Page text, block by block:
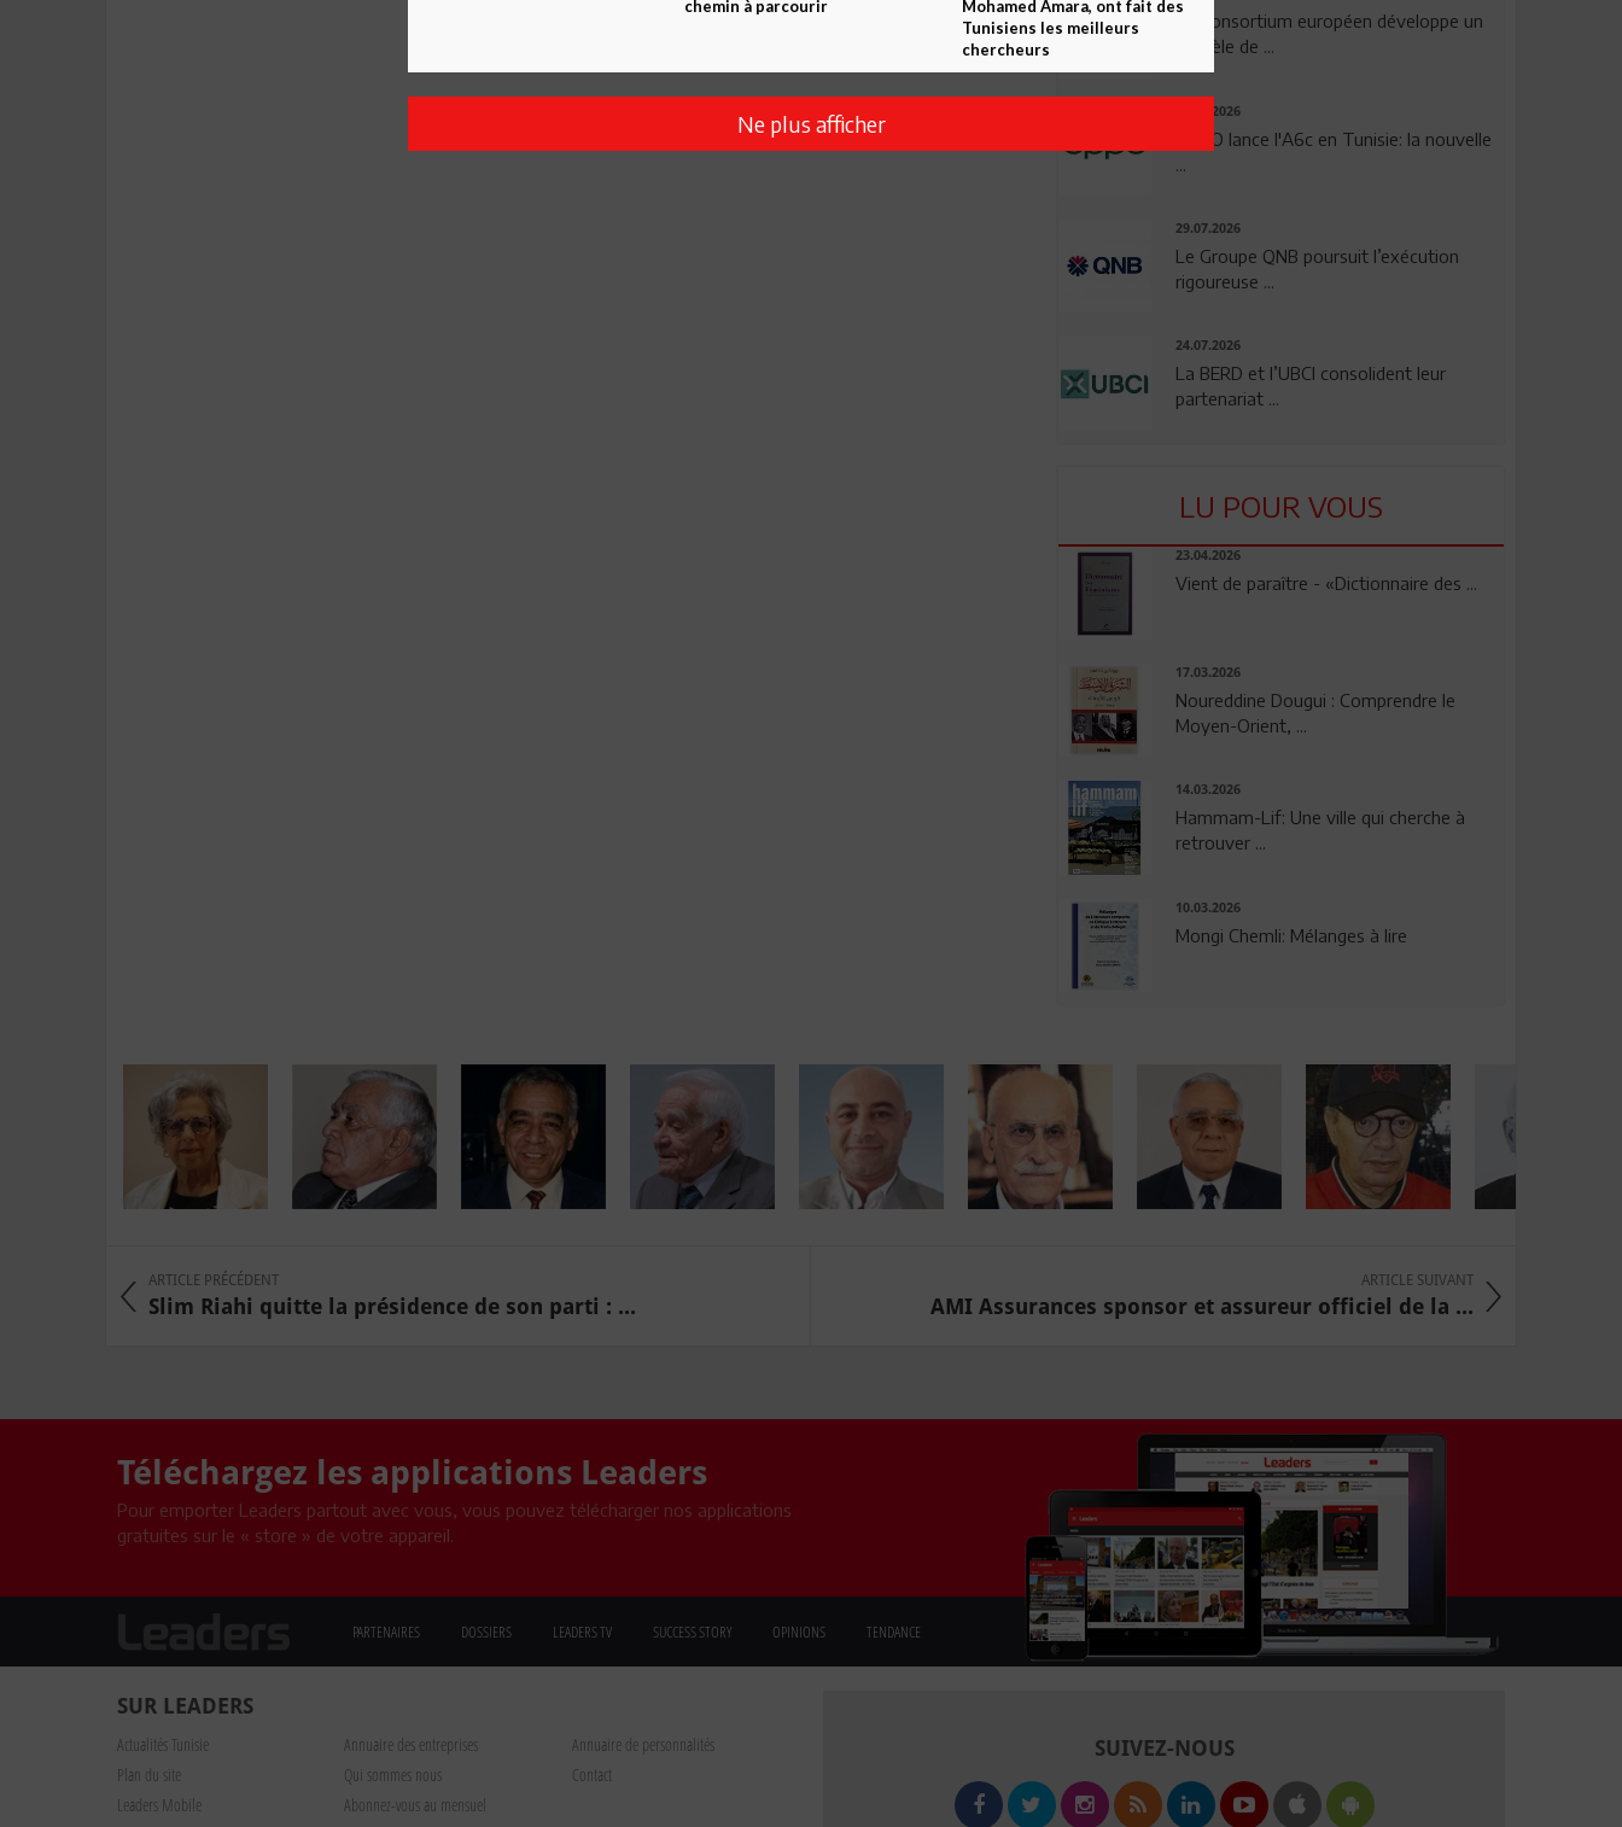
Un consortium européen développe un
modèle de ...
04.08.2026
OPPO lance l'A6c en Tunisie: la nouvelle
...
29.07.2026
Le Groupe QNB poursuit l’exécution
rigoureuse ...
24.07.2026
La BERD et l’UBCI consolident leur
partenariat ...
LU POUR VOUS
23.04.2026
Vient de paraître - «Dictionnaire des ...
17.03.2026
Noureddine Dougui : Comprendre le
Moyen-Orient, ...
14.03.2026
Hammam-Lif: Une ville qui cherche à
retrouver ...
10.03.2026
Mongi Chemli: Mélanges à lire
ARTICLE PRÉCÉDENT
Slim Riahi quitte la présidence de son parti : ...
ARTICLE SUIVANT
AMI Assurances sponsor et assureur officiel de la ...
Téléchargez les applications Leaders
Pour emporter Leaders partout avec vous, vous pouvez télécharger nos applications
gratuites sur le « store » de votre appareil.
PARTENAIRES DOSSIERS LEADERS TV SUCCESS STORY OPINIONS TENDANCE
SUR LEADERS
Actualités Tunisie Annuaire des entreprises
Annuaire de personnalités
Plan du site
Qui sommes nous
Contact
Leaders Mobile
Abonnez-vous au mensuel
SUIVEZ-NOUS
chemin à parcourir
Mohamed Amara, ont fait des
Tunisiens les meilleurs
chercheurs
Ne plus afficher